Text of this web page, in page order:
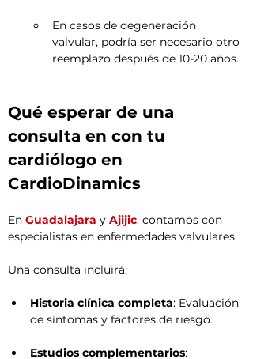
En casos de degeneración
valvular, podría ser necesario otro
reemplazo después de 10-20 años.
Qué esperar de una
consulta en con tu
cardiólogo en
CardioDinamics
En Guadalajara y Ajijic, contamos con
especialistas en enfermedades valvulares.
Una consulta incluirá:
Historia clínica completa: Evaluación
de síntomas y factores de riesgo.
Estudios complementarios: